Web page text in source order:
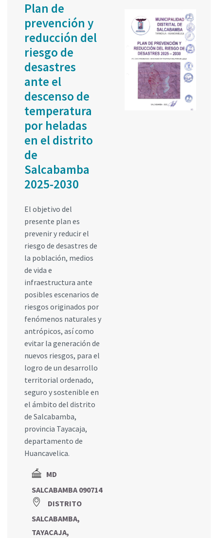
Plan de
prevención y
reducción del
riesgo de
desastres
ante el
descenso de
temperatura
por heladas
en el distrito
de
Salcabamba
2025-2030
El objetivo del
presente plan es
prevenir y reducir el
riesgo de desastres de
la población, medios
de vida e
infraestructura ante
posibles escenarios de
riesgos originados por
fenómenos naturales y
antrópicos, así como
evitar la generación de
nuevos riesgos, para el
logro de un desarrollo
territorial ordenado,
seguro y sostenible en
el ámbito del distrito
de Salcabamba,
provincia Tayacaja,
departamento de
Huancavelica.
MD
SALCABAMBA 090714
DISTRITO
SALCABAMBA,
TAYACAJA,